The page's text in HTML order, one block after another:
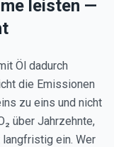
leisten —
Öl dadurch
die Emissionen
zu eins und nicht
über Jahrzehnte,
ein. Wer